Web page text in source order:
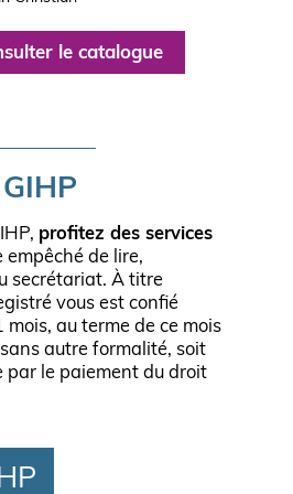
le catalogue
profitez des services
empêché de lire,
secrétariat. À titre
vous est confié
mois, au terme de ce mois
autre formalité, soit
par le paiement du droit